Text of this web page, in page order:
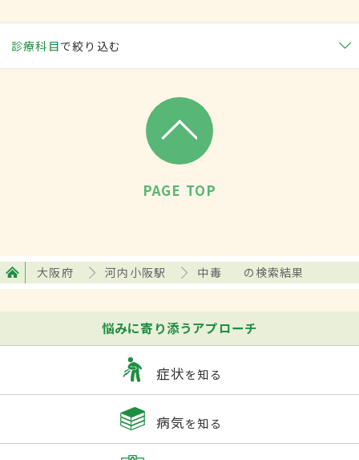
診療科目で絞り込む
PAGE TOP
大阪府 河内小阪駅 中毒 の検索結果
悩みに寄り添うアプローチ
症状を知る
病気を知る